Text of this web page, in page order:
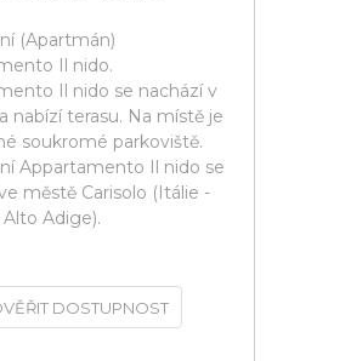
(Apartmán)
Il nido.
Il nido se nachází v
nabízí terasu. Na místě je
soukromé parkoviště.
Appartamento Il nido se
městě Carisolo (Itálie -
Adige).
DOSTUPNOST